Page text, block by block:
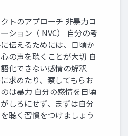
トのアプローチ 非暴力コ
ション（ NVC） 自分の考
伝えるためには、日頃か
の声を聴くことが大切 自
化できない感情の解釈
求めたり、察してもらお
は暴力 自分の感情を日頃
しろにせず、まずは自分
聴く習慣をつけましょう